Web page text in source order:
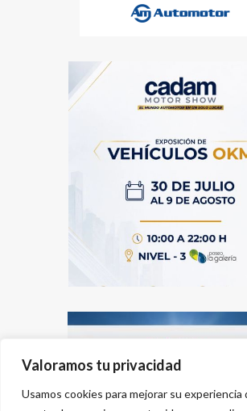
Valoramos tu privacidad
Usamos cookies para mejorar su experiencia